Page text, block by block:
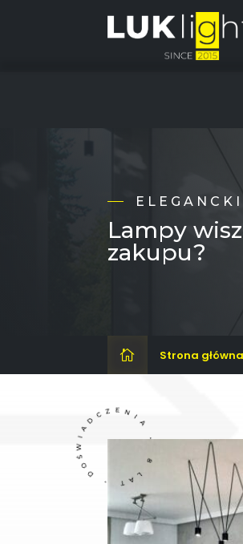
Lampy
zakupu?
 Strona główna
8 LAT • DOŚWIADCZENIA •